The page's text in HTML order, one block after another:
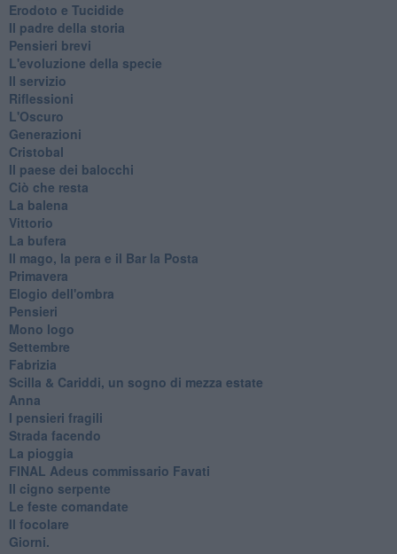
Erodoto e Tucidide
Il padre della storia
Pensieri brevi
L'evoluzione della specie
Il servizio
Riflessioni
L'Oscuro
Generazioni
Cristobal
Il paese dei balocchi
Ciò che resta
La balena
Vittorio
La bufera
Il mago, la pera e il Bar la Posta
Primavera
Elogio dell'ombra
Pensieri
Mono logo
Settembre
Fabrizia
​Scilla & Cariddi, un sogno di mezza estate
Anna
I pensieri fragili
Strada facendo
La pioggia
FINAL Adeus commissario Favati
Il cigno serpente
Le feste comandate
Il focolare
Giorni.